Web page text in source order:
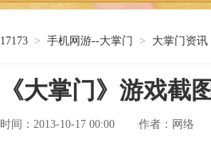
17173 > 手机网游--大掌门 > 大掌门资讯
《大掌门》游戏截图
时间：2013-10-17 00:00 作者： 网络